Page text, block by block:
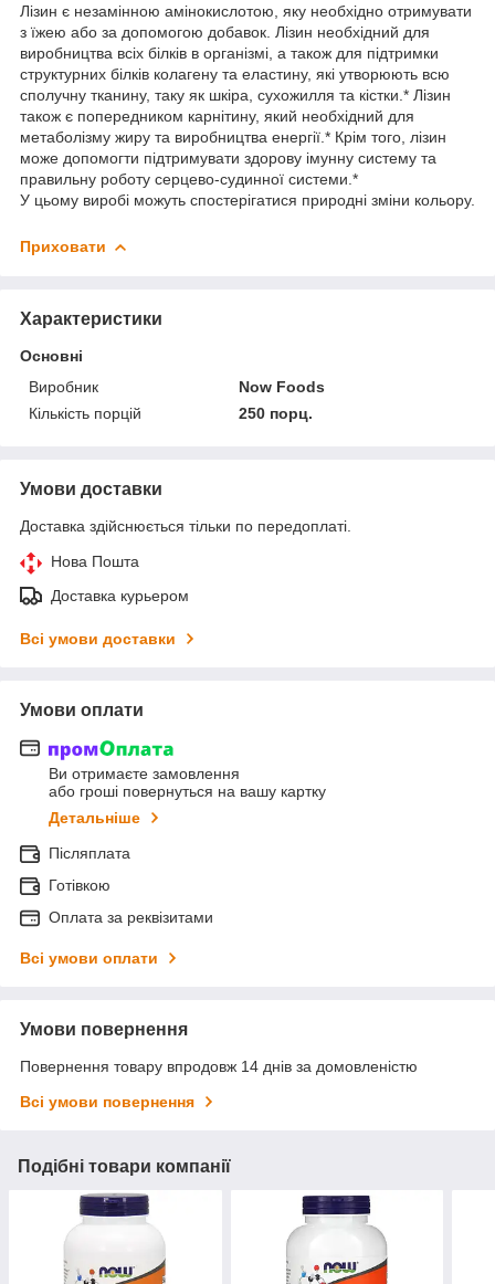
Лізин є незамінною амінокислотою, яку необхідно отримувати
з їжею або за допомогою добавок. Лізин необхідний для
виробництва всіх білків в організмі, а також для підтримки
структурних білків колагену та еластину, які утворюють всю
сполучну тканину, таку як шкіра, сухожилля та кістки.* Лізин
також є попередником карнітину, який необхідний для
метаболізму жиру та виробництва енергії.* Крім того, лізин
може допомогти підтримувати здорову імунну систему та
правильну роботу серцево-судинної системи.*
У цьому виробі можуть спостерігатися природні зміни кольору.
Приховати
Характеристики
Основні
Виробник
Now Foods
Кількість порцій
250 порц.
Умови доставки
Доставка здійснюється тільки по передоплаті.
Нова Пошта
Доставка курьером
Всі умови доставки
Умови оплати
Ви отримаєте замовлення
або гроші повернуться на вашу картку
Детальніше
Післяплата
Готівкою
Оплата за реквізитами
Всі умови оплати
Умови повернення
Повернення товару впродовж 14 днів за домовленістю
Всі умови повернення
Подібні товари компанії